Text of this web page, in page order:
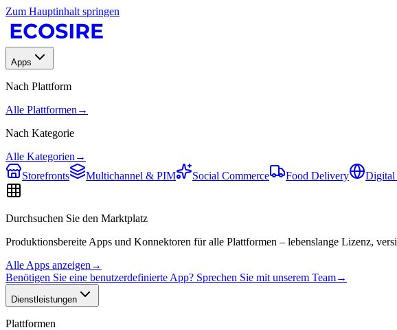
Zum Hauptinhalt springen
Apps
Nach Plattform
Alle Plattformen →
Nach Kategorie
Alle Kategorien →
Storefronts
Multichannel & PIM Social Commerce Food Delivery Digital
Durchsuchen Sie den Marktplatz
Produktionsbereite Apps und Konnektoren für alle Plattformen – lebenslange Lizenz,
Alle Apps anzeigen →
Benötigen Sie eine benutzerdefinierte App? Sprechen Sie mit unserem Team→
Dienstleistungen
Plattformen